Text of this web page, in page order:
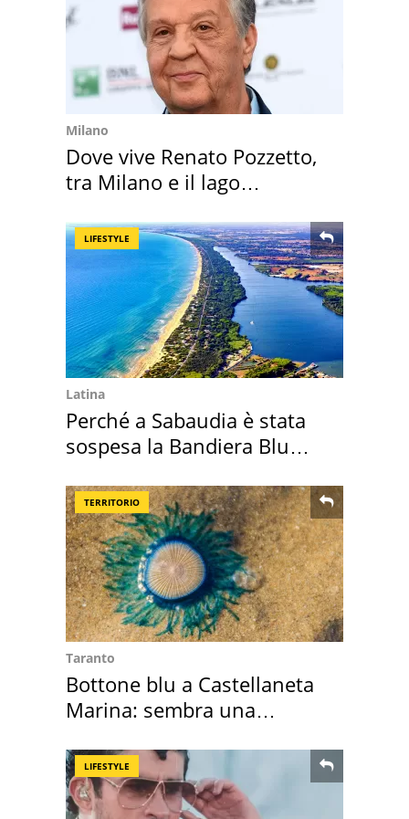
Milano
Dove vive Renato Pozzetto,
tra Milano e il lago
LIFESTYLE
Latina
Perché a Sabaudia è stata
sospesa la Bandiera Blu
TERRITORIO
Taranto
Bottone blu a Castellaneta
Marina: sembra una
LIFESTYLE